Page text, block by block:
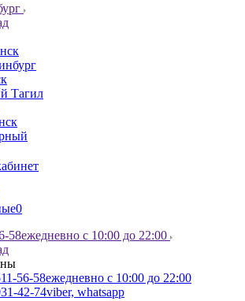
Тагил
0
58ежедневно с 10:00 до 22:00
56-58ежедневно с 10:00 до 22:00
42-74viber, whatsapp